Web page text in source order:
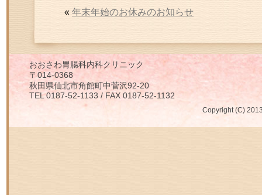
« 年末年始のお休みのお知らせ
おおさわ胃腸科内科クリニック
〒014-0368
秋田県仙北市角館町中菅沢92-20
TEL 0187-52-1133 / FAX 0187-52-1132
Copyright (C)